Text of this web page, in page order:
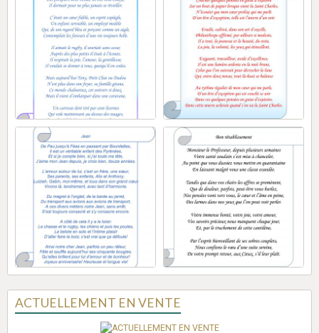
ACTUELLEMENT EN VENTE